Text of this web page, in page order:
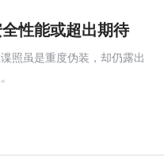
性能或超出期待
照虽是重度伪装，却仍露出